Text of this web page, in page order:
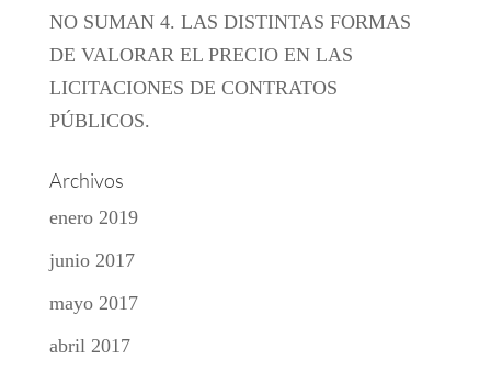
NO SUMAN 4. LAS DISTINTAS FORMAS
DE VALORAR EL PRECIO EN LAS
LICITACIONES DE CONTRATOS
PÚBLICOS.
Archivos
enero 2019
junio 2017
mayo 2017
abril 2017